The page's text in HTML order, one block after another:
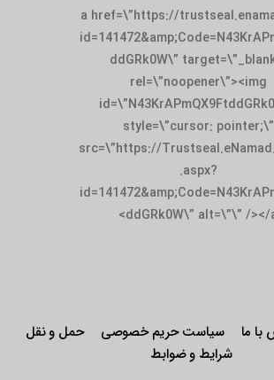
<a href=\”https://
ddGRk0W\”
rel=\”noopener\”><img
style=\”cursor: pointer;\”
src=\”https://
.aspx?
ddGRk0W\” alt=\”\” /></
با ما سیاست حریم خصوصی
حمل و نقل
شرایط و ضوابط